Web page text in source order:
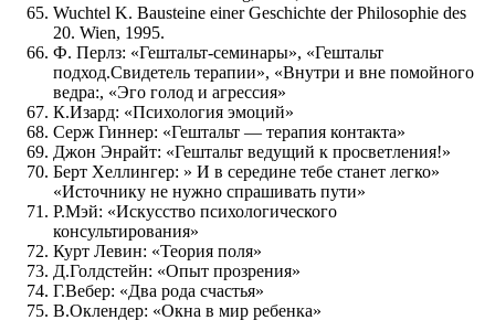
Wuchtel K. Bausteine einer Geschichte der Philosophie des
20. Wien, 1995.
Ф. Перлз: «Гештальт-семинары», «Гештальт
подход.Свидетель терапии», «Внутри и вне помойного
ведра:, «Эго голод и агрессия»
К.Изард: «Психология эмоций»
Серж Гиннер: «Гештальт — терапия контакта»
Джон Энрайт: «Гештальт ведущий к просветления!»
Берт Хеллингер: » И в середине тебе станет легко»
«Источнику не нужно спрашивать пути»
Р.Мэй: «Искусство психологического
консультирования»
Курт Левин: «Теория поля»
Д.Голдстейн: «Опыт прозрения»
Г.Вебер: «Два рода счастья»
В.Оклендер: «Окна в мир ребенка»